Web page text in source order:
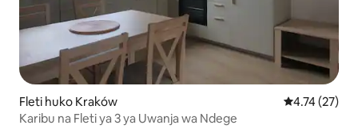
Fleti huko Kraków Ukadiriaji wa
4.74 (27)
Karibu na Fleti ya 3 ya Uwanja wa Ndege